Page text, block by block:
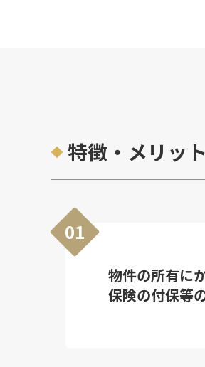
特徴・メリット
01
物件の所有に
保険の付保等